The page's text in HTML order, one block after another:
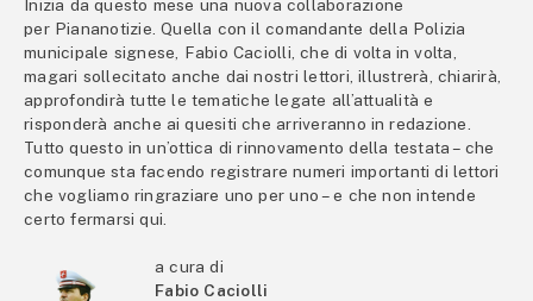
Inizia da questo mese una nuova collaborazione
per Piananotizie. Quella con il comandante della Polizia
municipale signese, Fabio Caciolli, che di volta in volta,
magari sollecitato anche dai nostri lettori, illustrerà, chiarirà,
approfondirà tutte le tematiche legate all’attualità e
risponderà anche ai quesiti che arriveranno in redazione.
Tutto questo in un’ottica di rinnovamento della testata – che
comunque sta facendo registrare numeri importanti di lettori
che vogliamo ringraziare uno per uno – e che non intende
certo fermarsi qui.
a cura di
Fabio Caciolli